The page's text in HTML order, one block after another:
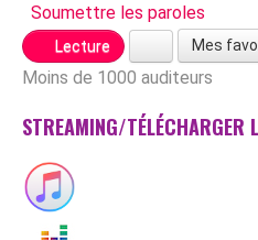
Soumettre les paroles
Lecture Mes
Moins de 1000 auditeurs
STREAMING/TÉLÉCHARGER